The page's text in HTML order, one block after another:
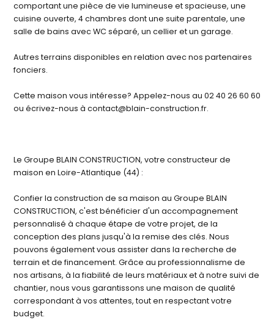
comportant une pièce de vie lumineuse et spacieuse, une
cuisine ouverte, 4 chambres dont une suite parentale, une
salle de bains avec WC séparé, un cellier et un garage.
Autres terrains disponibles en relation avec nos partenaires
fonciers.
Cette maison vous intéresse? Appelez-nous au 02 40 26 60 60
ou écrivez-nous à contact@blain-construction.fr.
Le Groupe BLAIN CONSTRUCTION, votre constructeur de
maison en Loire-Atlantique (44) :
Confier la construction de sa maison au Groupe BLAIN
CONSTRUCTION, c'est bénéficier d'un accompagnement
personnalisé à chaque étape de votre projet, de la
conception des plans jusqu'à la remise des clés. Nous
pouvons également vous assister dans la recherche de
terrain et de financement. Grâce au professionnalisme de
nos artisans, à la fiabilité de leurs matériaux et à notre suivi de
chantier, nous vous garantissons une maison de qualité
correspondant à vos attentes, tout en respectant votre
budget.